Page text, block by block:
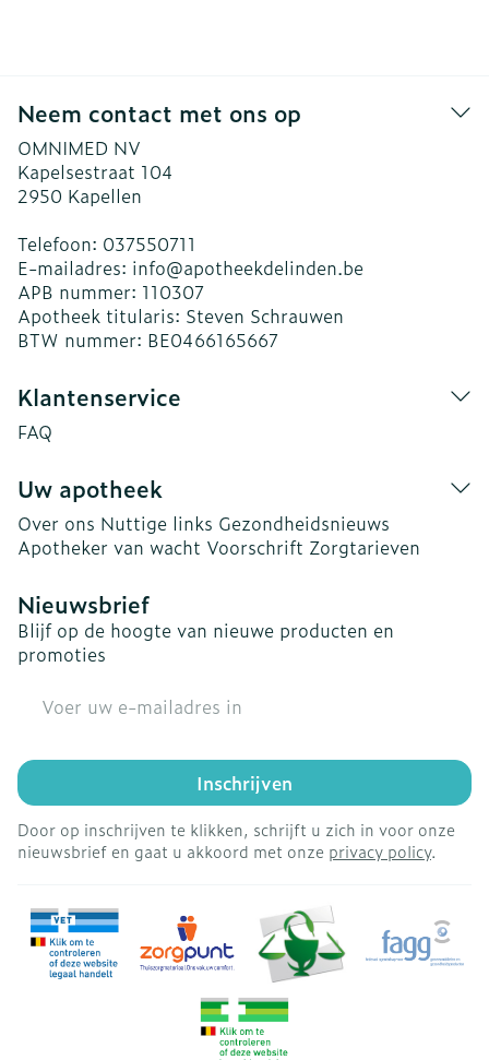
Neem contact met ons op
OMNIMED NV
Kapelsestraat 104
2950 Kapellen
Telefoon: 037550711
E-mailadres: info@apotheekdelinden.be
APB nummer: 110307
Apotheek titularis: Steven Schrauwen
BTW nummer: BE0466165667
Klantenservice
FAQ
Uw apotheek
Over ons Nuttige links Gezondheidsnieuws
Apotheker van wacht Voorschrift Zorgtarieven
Nieuwsbrief
Blijf op de hoogte van nieuwe producten en
promoties
Inschrijven
Door op inschrijven te klikken, schrijft u zich in voor onze
nieuwsbrief en gaat u akkoord met onze privacy policy.